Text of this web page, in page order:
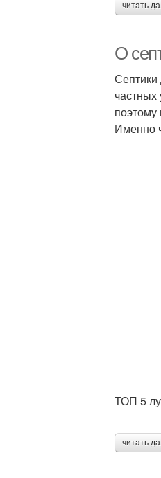
читать
О
Септики
частных
Именно
ТОП 5
читать